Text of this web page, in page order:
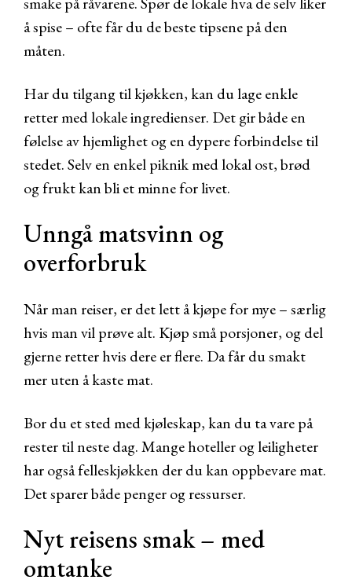
å spise – ofte får du de beste tipsene på den
måten.
Har du tilgang til kjøkken, kan du lage enkle
retter med lokale ingredienser. Det gir både en
følelse av hjemlighet og en dypere forbindelse til
stedet. Selv en enkel piknik med lokal ost, brød
og frukt kan bli et minne for livet.
Unngå matsvinn og
overforbruk
Når man reiser, er det lett å kjøpe for mye – særlig
hvis man vil prøve alt. Kjøp små porsjoner, og del
gjerne retter hvis dere er flere. Da får du smakt
mer uten å kaste mat.
Bor du et sted med kjøleskap, kan du ta vare på
rester til neste dag. Mange hoteller og leiligheter
har også felleskjøkken der du kan oppbevare mat.
Det sparer både penger og ressurser.
Nyt reisens smak – med
omtanke